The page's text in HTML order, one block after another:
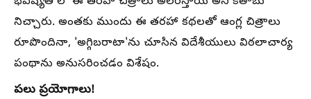
నిచ్చారు. అంతకు ముందు ఈ తరహా కథలతో ఆంగ్ల చిత్రాలు
రూపొందినా, 'అగ్గిబరాటా'ను చూసిన విదేశీయులు విఠలాచార్య
పంథాను అనుసరించడం విశేషం.
పలు ప్రయోగాలు!